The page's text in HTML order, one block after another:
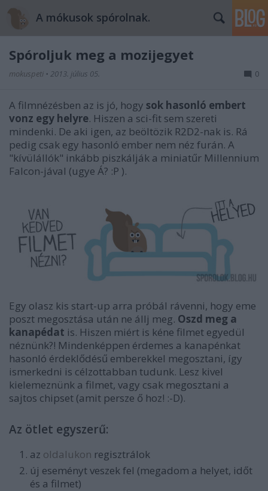
A mókusok spórolnak.
Spóroljuk meg a mozijegyet
mokuspeti • 2013. július 05. 0
A filmnézésben az is jó, hogy sok hasonló embert
vonz egy helyre. Hiszen a sci-fit sem szereti
mindenki. De aki igen, az beöltözik R2D2-nak is. Rá
pedig csak egy hasonló ember nem néz furán. A
"kívülállók" inkább piszkálják a miniatűr Millennium
Falcon-jával (ugye Á? :P ).
Egy olasz kis start-up arra próbál rávenni, hogy eme
poszt megosztása után ne állj meg. Oszd meg a
kanapédat is. Hiszen miért is kéne filmet egyedül
néznünk?! Mindenképpen érdemes a kanapénkat
hasonló érdeklődésű emberekkel megosztani, így
ismerkedni is célzottabban tudunk. Lesz kivel
kielemeznünk a filmet, vagy csak megosztani a
sajtos chipset (amit persze ő hoz! :-D).
Az ötlet egyszerű:
az oldalukon regisztrálok
új eseményt veszek fel (megadom a helyet, időt
és a filmet)